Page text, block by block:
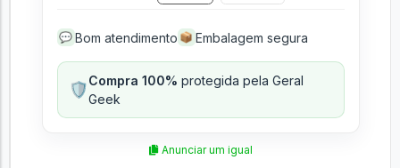
💬 Bom atendimento 📦 Embalagem segura
🛡️Compra 100% protegida pela Geral
Geek
Anunciar um igual